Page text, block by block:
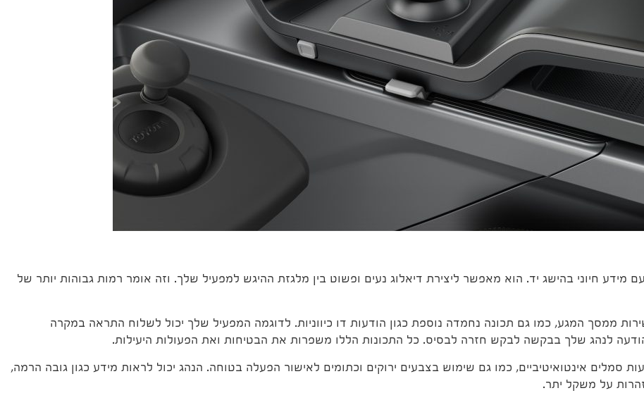
מידע חיוני בהישג יד. הוא מאפשר ליצירת דיאלוג נעים ופשוט בין מלגזת ההיגש למפעיל שלך. וזה אומר רמות גבוהות יותר של
ממסך המגע, כמו גם תכונה נחמדה נוספת כגון הודעות דו כיווניות. לדוגמה המפעיל שלך יכול לשלוח התראה במקרה
לנהג שלך בבקשה לבקש חזרה לבסיס. כל התכונות הללו משפרות את הבטיחות ואת הפעולות היעילות.
אינטואיטיביים, כמו גם שימוש בצבעים ירוקים וכתומים לאישור הפעלה בטוחה. הנהג יכול לראות מידע כגון גובה הרמה,
על משקל יתר.